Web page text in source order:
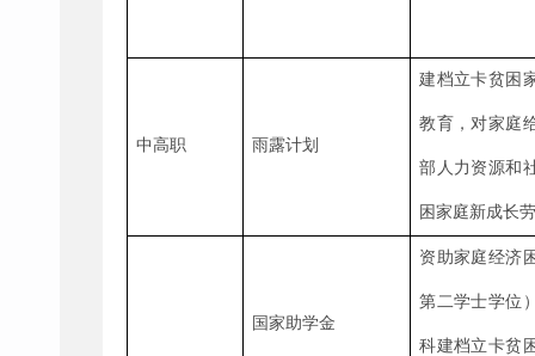
中高职 雨露计划
建档立卡贫困
教育，对家庭
部人力资源和
困家庭新成长
国家助学金
资助家庭经济
第二学士学位
科建档立卡贫